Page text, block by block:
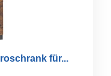
für...